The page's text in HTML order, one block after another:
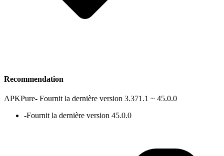
Recommendation
APKPure- Fournit la dernière version 3.371.1 ~ 45.0.0
-Fournit la dernière version 45.0.0